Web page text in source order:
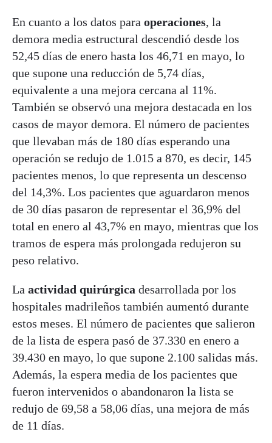
En cuanto a los datos para operaciones, la
demora media estructural descendió desde los
52,45 días de enero hasta los 46,71 en mayo, lo
que supone una reducción de 5,74 días,
equivalente a una mejora cercana al 11%.
También se observó una mejora destacada en los
casos de mayor demora. El número de pacientes
que llevaban más de 180 días esperando una
operación se redujo de 1.015 a 870, es decir, 145
pacientes menos, lo que representa un descenso
del 14,3%. Los pacientes que aguardaron menos
de 30 días pasaron de representar el 36,9% del
total en enero al 43,7% en mayo, mientras que los
tramos de espera más prolongada redujeron su
peso relativo.
La actividad quirúrgica desarrollada por los
hospitales madrileños también aumentó durante
estos meses. El número de pacientes que salieron
de la lista de espera pasó de 37.330 en enero a
39.430 en mayo, lo que supone 2.100 salidas más.
Además, la espera media de los pacientes que
fueron intervenidos o abandonaron la lista se
redujo de 69,58 a 58,06 días, una mejora de más
de 11 días.